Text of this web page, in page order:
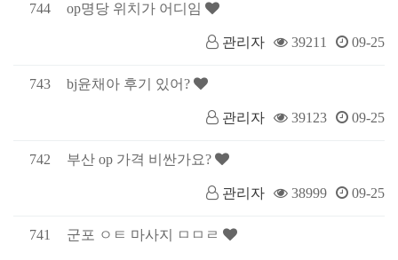
744 op명당 위치가 어디임
관리자 39211 09-25
743 bj윤채아 후기 있어?
관리자 39123 09-25
742 부산 op 가격 비싼가요?
관리자 38999 09-25
741 군포 ㅇㅌ 마사지 ㅁㅁㄹ